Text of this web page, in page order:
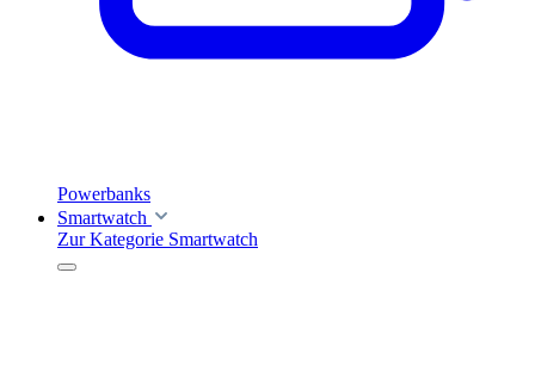
Powerbanks
Smartwatch
Zur Kategorie Smartwatch